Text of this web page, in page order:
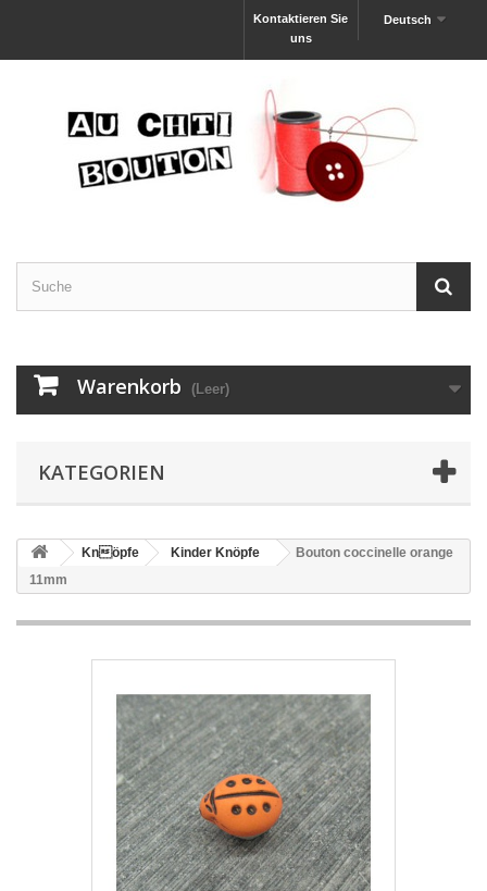
Deutsch
Kontaktieren Sie
uns
Warenkorb (Leer)
KATEGORIEN
Knöpfe Kinder Knöpfe
Bouton coccinelle orange
11mm